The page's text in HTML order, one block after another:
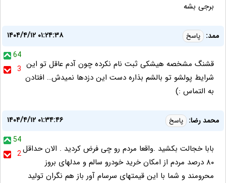
برجی بشه
ممد: پاسخ
۱۴۰۴/۴/۱۲ ۰۱:۲۴:۳۸
64
3 قشنگ مشخصه هیشکی ثبت‌ نام‌ نکرده چون‌ آدم عاقل تو این
شرایط پولشو تو بالشم بذاره دست این‌ دزدها نمیدش… افتادن
به التماس :)
محمد رضا: پاسخ
۱۴۰۴/۴/۱۲ ۰۱:۳۴:۴۶
54
2بابا خجالت بکشید .واقعا مردم رو چی فرض کردید . الان حداقل
۸۰ درصد مردم از امکان خرید خودرو سالم و مدلهای بروز
محرومند و شما با این قیمتهای سرسام آور باز هم نگران تولید